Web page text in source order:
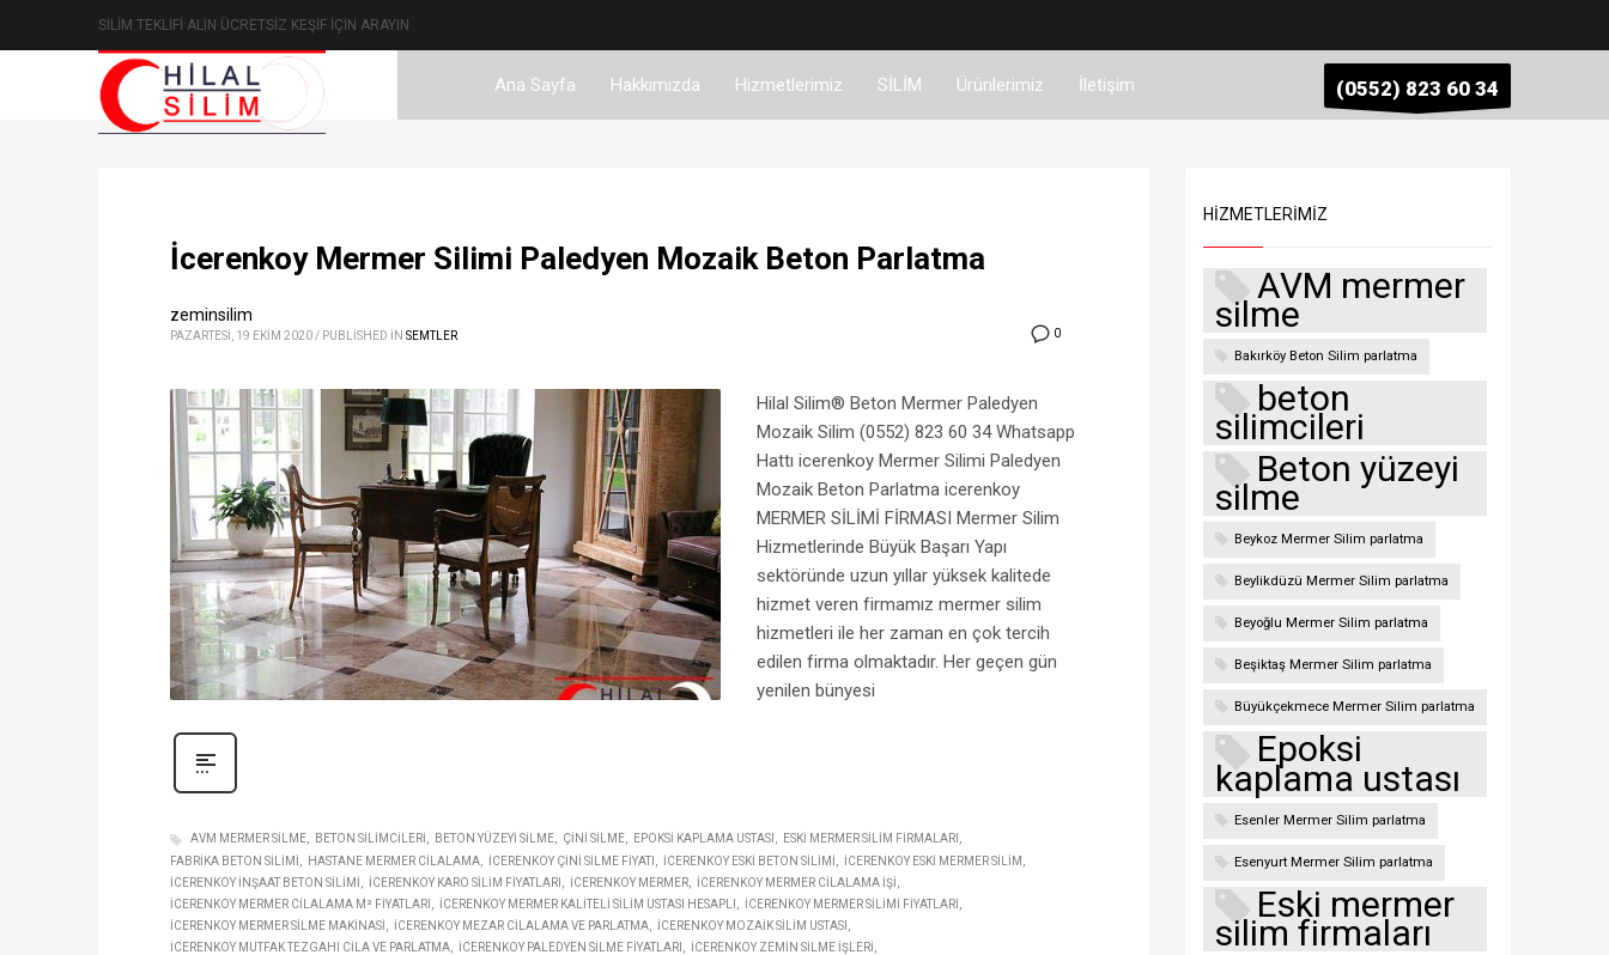
SİLİM TEKLİFİ ALIN ÜCRETSİZ KEŞİF İÇİN ARAYIN
Ana Sayfa Hakkımızda Hizmetlerimiz SİLİM Ürünlerimiz İletişim (0552) 823 60 34
İcerenkoy Mermer Silimi Paledyen Mozaik Beton Parlatma
0
zeminsilim
PAZARTESI, 19 EKIM 2020 / PUBLISHED IN SEMTLER
Hilal Silim® Beton Mermer Paledyen
Mozaik Silim (0552) 823 60 34 Whatsapp
Hattı icerenkoy Mermer Silimi Paledyen
Mozaik Beton Parlatma icerenkoy
MERMER SİLİMİ FİRMASI Mermer Silim
Hizmetlerinde Büyük Başarı Yapı
sektöründe uzun yıllar yüksek kalitede
hizmet veren firmamız mermer silim
hizmetleri ile her zaman en çok tercih
edilen firma olmaktadır. Her geçen gün
yenilen bünyesi
AVM MERMER SILME BETON SILIMCILERI BETON YÜZEYI SILME ÇINI SILME EPOKSI KAPLAMA USTASI
ESKI MERMER SILIM FIRMALARI
FABRIKA BETON SILIMI
HASTANE MERMER CILALAMA ICERENKOY ÇINI SILME FIYATI ICERENKOY ESKI BETON SILIMI
ICERENKOY ESKI MERMER SILIM
ICERENKOY INŞAAT BETON SILIMI
ICERENKOY KARO SILIM FIYATLARI ICERENKOY MERMER
ICERENKOY MERMER CILALAMA IŞI
ICERENKOY MERMER CILALAMA M² FIYATLARI
ICERENKOY MERMER KALITELI SILIM USTASI HESAPLI
ICERENKOY MERMER SILIMI FIYATLARI
ICERENKOY MERMER SILME MAKINASI
ICERENKOY MEZAR CILALAMA VE PARLATMA
ICERENKOY MOZAIK SILIM USTASI
ICERENKOY MUTFAK TEZGAHI CILA VE PARLATMA
ICERENKOY PALEDYEN SILME FIYATLARI
ICERENKOY ZEMIN SILME IŞLERI
HIZMETLERIMIZ
AVM mermer
silme
Bakırköy Beton Silim parlatma
beton
silimcileri
Beton yüzeyi
silme
Beykoz Mermer Silim parlatma
Beylikdüzü Mermer Silim parlatma
Beyoğlu Mermer Silim parlatma
Beşiktaş Mermer Silim parlatma
Büyükçekmece Mermer Silim parlatma
Epoksi
kaplama ustası
Esenler Mermer Silim parlatma
Esenyurt Mermer Silim parlatma
Eski mermer
silim firmaları